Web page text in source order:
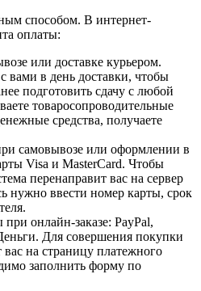
способом. В интернет-
оплаты:
или доставке курьером.
вами в день доставки, чтобы
подготовить сдачу с любой
товаросопроводительные
средства, получаете
самовывозе или оформлении в
Visa и MasterCard. Чтобы
перенаправит вас на сервер
нужно ввести номер карты, срок
онлайн-заказе: PayPal,
Для совершения покупки
вас на страницу платежного
заполнить форму по